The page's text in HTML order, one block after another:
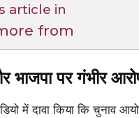
article in
from
भाजपा पर गंभीर
में दावा किया कि चुनाव